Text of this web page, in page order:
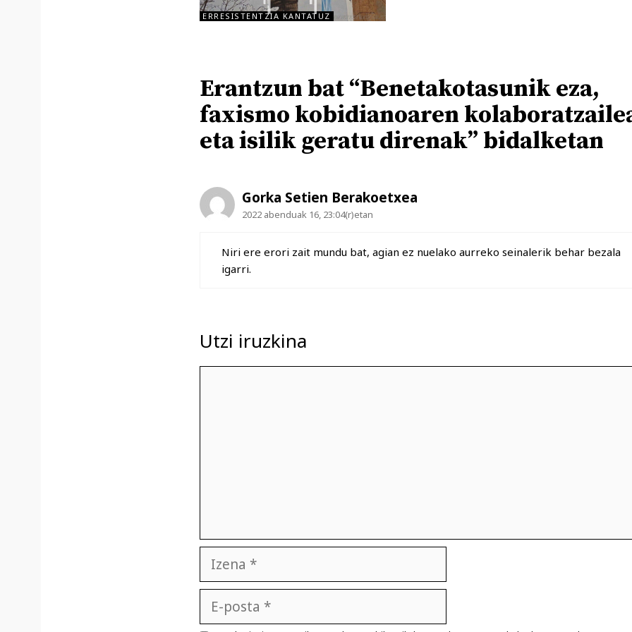
ERRESISTENTZIA KANTATUZ
Erantzun bat “Benetakotasunik eza,
faxismo kobidianoaren
eta isilik geratu direnak” bidalketan
Gorka Setien Berakoetxea
2022 abenduak 16, 23:04(r)etan
Niri ere erori zait mundu bat, agian ez nuelako aurreko seinalerik behar bezala
igarri.
Utzi iruzkina
Izena
posta